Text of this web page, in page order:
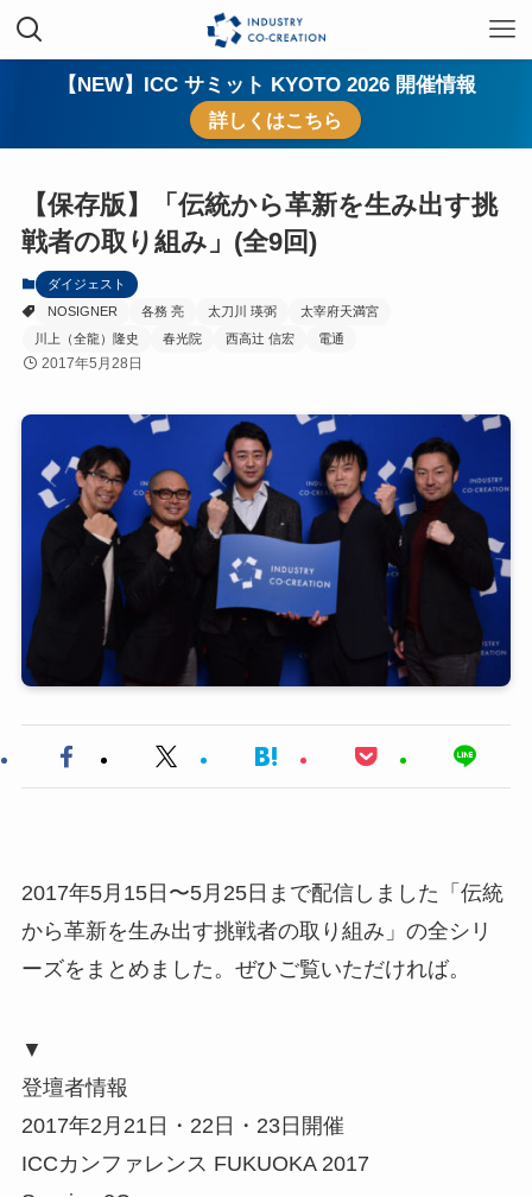
【NEW】ICC サミット KYOTO 2026 開催情報
詳しくはこちら
【保存版】「伝統から革新を生み出す挑
戦者の取り組み」(全9回)
ダイジェスト
NOSIGNER
各務 亮 太刀川 瑛弼
太宰府天満宮
川上（全龍）隆史
春光院 西高辻 信宏 電通
2017年5月28日
2017年5月15日〜5月25日まで配信しました「伝統
から革新を生み出す挑戦者の取り組み」の全シリ
ーズをまとめました。ぜひご覧いただければ。
▼
登壇者情報
2017年2月21日・22日・23日開催
ICCカンファレンス FUKUOKA 2017